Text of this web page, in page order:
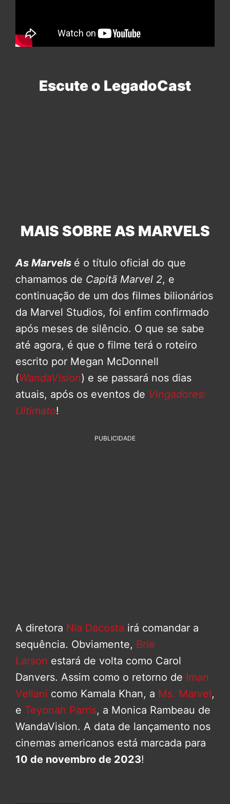
Escute o LegadoCast
MAIS SOBRE AS MARVELS
As Marvels é o título oficial do que
chamamos de Capitã Marvel 2, e
continuação de um dos filmes bilionários
da Marvel Studios, foi enfim confirmado
após meses de silêncio. O que se sabe
até agora, é que o filme terá o roteiro
escrito por Megan McDonnell
(WandaVision) e se passará nos dias
atuais, após os eventos de Vingadores:
Ultimato!
PUBLICIDADE
A diretora Nia Dacosta irá comandar a
sequência. Obviamente, Brie
Larson estará de volta como Carol
Danvers. Assim como o retorno de Iman
Vellani como Kamala Khan, a Ms. Marvel,
e Teyonah Parris, a Monica Rambeau de
WandaVision. A data de lançamento nos
cinemas americanos está marcada para
10 de novembro de 2023!